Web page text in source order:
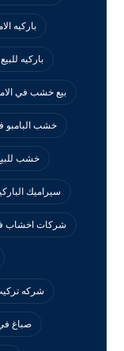
باركيه
باركيه
بيع خشب في
خشب البامبو
خشب
سيراميك
شركات اخشاب
شركه
صباغ